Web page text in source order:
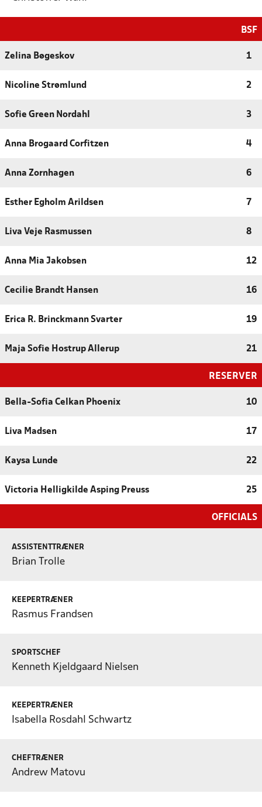
BSF
Zelina Bøgeskov 1
Nicoline Strømlund 2
Sofie Green Nordahl 3
Anna Brogaard Corfitzen 4
Anna Zornhagen 6
Esther Egholm Arildsen 7
Liva Veje Rasmussen 8
Anna Mia Jakobsen 12
Cecilie Brandt Hansen 16
Erica R. Brinckmann Svarter 19
Maja Sofie Hostrup Allerup 21
RESERVER
Bella-Sofia Celkan Phoenix 10
Liva Madsen 17
Kaysa Lunde 22
Victoria Helligkilde Asping Preuss 25
OFFICIALS
ASSISTENTTRÆNER
Brian Trolle
KEEPERTRÆNER
Rasmus Frandsen
SPORTSCHEF
Kenneth Kjeldgaard Nielsen
KEEPERTRÆNER
Isabella Rosdahl Schwartz
CHEFTRÆNER
Andrew Matovu